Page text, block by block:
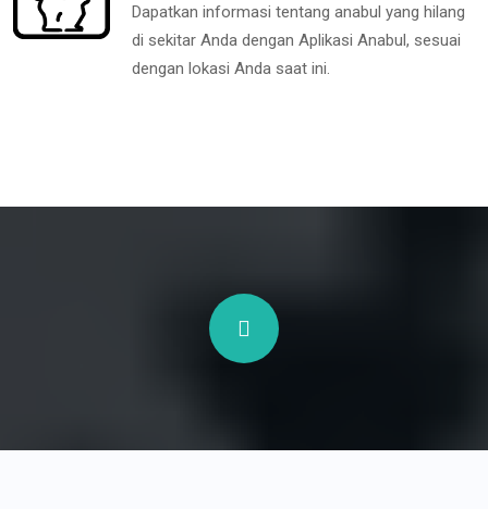
Dapatkan informasi tentang anabul yang hilang
di sekitar Anda dengan Aplikasi Anabul, sesuai
dengan lokasi Anda saat ini.